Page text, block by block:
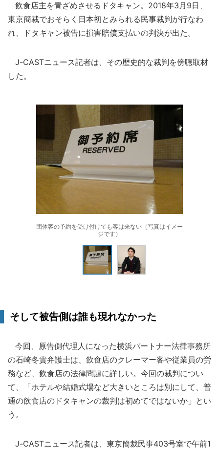
飲食店主を青ざめさせるドタキャン。2018年3月9日、
東京簡裁でおそらく日本初とみられる民事裁判が行なわ
れ、ドタキャン被告に損害賠償支払いの判決が出た。
J-CASTニュース記者は、その歴史的な裁判を傍聴取材
した。
団体客の予約を受け付けても客は来ない（写真はイメー
ジです）
そして被告側は誰も現れなかった
今回、原告側代理人になった横浜パートナー法律事務所
の石崎冬貴弁護士は、飲食店のクレーマー客や従業員の労
務など、飲食店の法律問題に詳しい。今回の裁判につい
て、「ホテルや結婚式場など大きいところは別にして、普
通の飲食店のドタキャンの裁判は初めてではないか」とい
う。
J-CASTニュース記者は、東京簡裁民事403号室で午前1